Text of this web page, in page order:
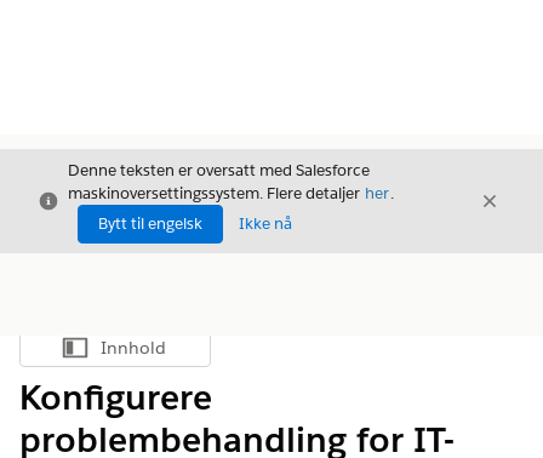
Avslutt
Denne teksten er oversatt med Salesforce
maskinoversettingssystem. Flere detaljer her.
Bytt til engelsk
Ikke nå
Avslutt
Vis innholdsfortegnelse
Innhold
Konfigurere
problembehandling for IT-